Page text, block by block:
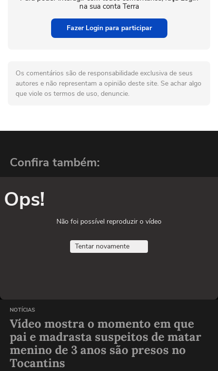
na sua conta Terra
Fazer Login para participar
Os comentários são de responsabilidade exclusiva de seus
autores e não representam a opinião deste site. Se achar algo
que viole os termos de uso, denuncie.
Confira também:
Ops!
Não foi possível reproduzir o vídeo
Tentar novamente
NOTÍCIAS
Vídeo mostra o momento em que
pai e madrasta suspeitos de matar
menino de 3 anos são presos no
Tocantins